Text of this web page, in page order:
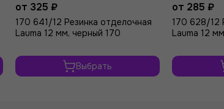
от 325 ₽
170 641/12 Резинка отделочная
Lauma 12 мм, черный 170
Выбрать
от 285 ₽
170 628/12
Lauma 12